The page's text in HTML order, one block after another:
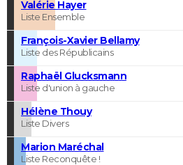
Valérie Hayer
Liste Ensemble
François-Xavier Bellamy
Liste des Républicains
Raphaël Glucksmann
Liste d'union à gauche
Hélène Thouy
Liste Divers
Marion Maréchal
Liste Reconquête !